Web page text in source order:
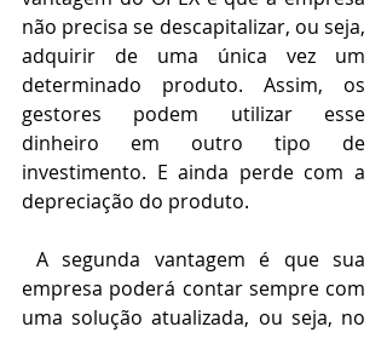
não precisa se descapitalizar, ou seja,
adquirir de uma única vez um
determinado produto. Assim, os
gestores podem utilizar esse
dinheiro em outro tipo de
investimento. E ainda perde com a
depreciação do produto.
empresa poderá contar sempre com
uma solução atualizada, ou seja, no